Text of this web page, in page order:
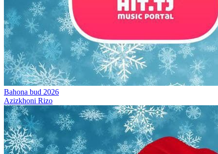
Bahona bud 2026
Azizkhoni Rizo